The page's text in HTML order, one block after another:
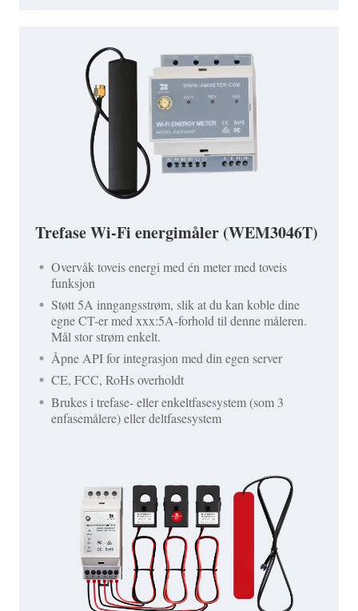
Trefase Wi-Fi energimåler (WEM3046T)
Overvåk toveis energi med én meter med toveis
funksjon
Støtt 5A inngangsstrøm, slik at du kan koble dine
egne CT-er med xxx:5A-forhold til denne måleren.
Mål stor strøm enkelt.
Åpne API for integrasjon med din egen server
CE, FCC, RoHs overholdt
Brukes i trefase- eller enkeltfasesystem (som 3
enfasemålere) eller deltfasesystem